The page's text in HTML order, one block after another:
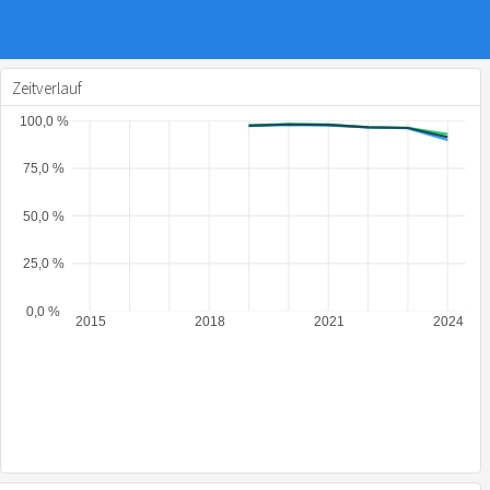
Zeitverlauf
0,0 %
25,0 %
50,0 %
75,0 %
100,0 %
2015 2018 2021 2024